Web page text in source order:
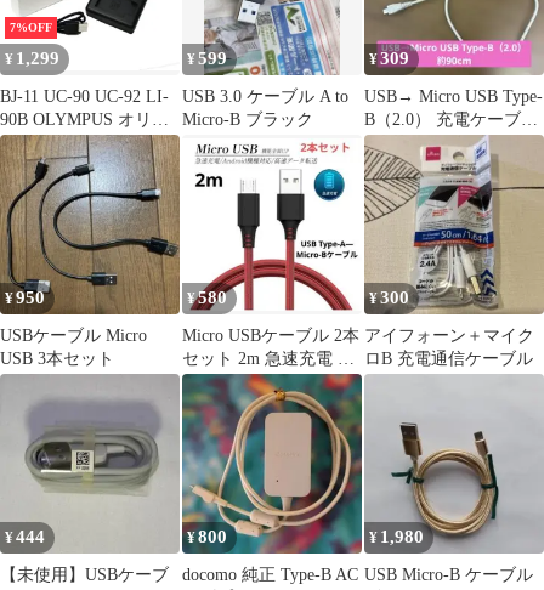
7%OFF
¥ 1,299
BJ-11 UC-90 UC-92 LI-
90B OLYMPUS オリン
パス 互換デュアルUSB
充電器
¥599
USB 3.0 ケーブル A to
Micro-B ブラック
¥309
USB→ Micro USB Type-
B（2.0） 充電ケーブル
ホワイト
¥950
USBケーブル Micro
USB 3本セット
¥580
Micro USBケーブル 2本
セット 2m 急速充電 高
速データ転送
¥300
アイフォーン＋マイク
ロB 充電通信ケーブル
¥444
【未使用】USBケーブ
¥800
docomo 純正 Type-B AC
¥ 1,980
USB Micro-B ケーブル